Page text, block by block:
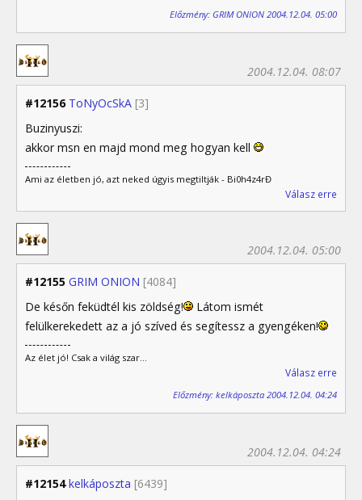
Előzmény: GRIM ONION 2004.12.04. 05:00
#12156 ToNyOcSkA [3]
2004.12.04. 08:07
Buzinyuszi:
akkor msn en majd mond meg hogyan kell
Ami az életben jó, azt neked úgyis megtiltják - Bi0h4z4rĐ
Válasz erre
#12155 GRIM ONION [4084]
2004.12.04. 05:00
De későn feküdtél kis zöldség!
Látom ismét
felülkerekedett az a jó szíved és segítessz a gyengéken!
Az élet jó! Csak a világ szar...
Válasz erre
Előzmény: kelkáposzta 2004.12.04. 04:24
#12154 kelkáposzta [6439]
2004.12.04. 04:24